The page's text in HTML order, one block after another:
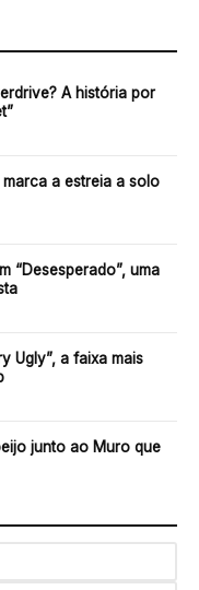
A história por
a estreia a solo
“Desesperado”, uma
Ugly”, a faixa mais
junto ao Muro que